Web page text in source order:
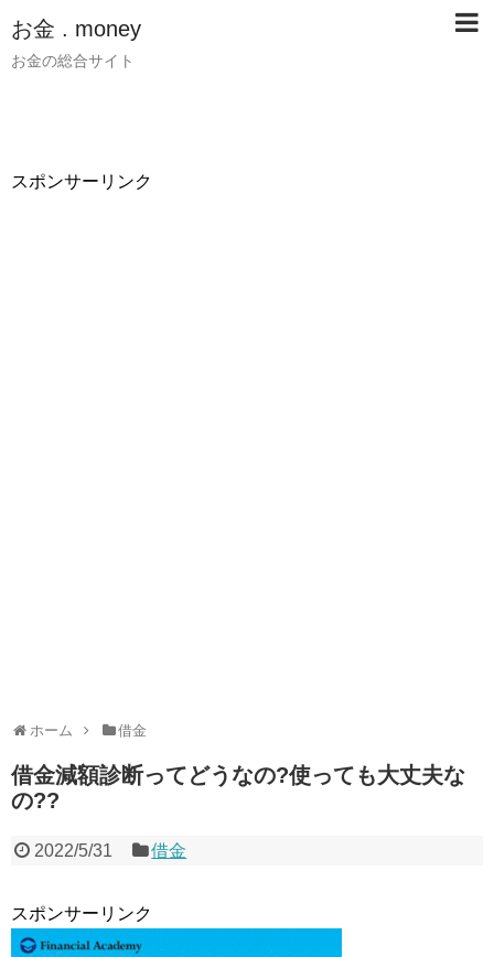
お金 . money
お金の総合サイト
スポンサーリンク
ホーム 借金
借金減額診断ってどうなの?使っても大丈夫な
の??
2022/5/31 借金
スポンサーリンク